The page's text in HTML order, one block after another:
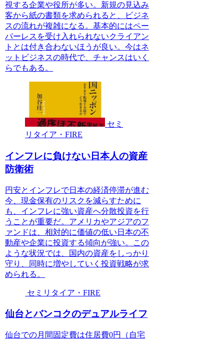
視する企業や役所が多い。新規の見込み
客から紙の書類を求められると、ビジネ
スの流れが複雑になる。基本的にはペー
パーレスを受け入れられないクライアン
トとは付き合わないほうが良い。今はネ
ットビジネスの時代で、チャンスはいく
らでもある。
セミ
リタイア・FIRE
インフレに負けない日本人の資産
防衛術
円安とインフレで日本の経済停滞が進む
今、現金保有のリスクを減らすために
も、インフレに強い資産へ分散投資を行
うことが重要だ。アメリカやアジアのフ
ァンドは、相対的に価値の低い日本の不
動産や企業に投資する傾向が強い。この
ような状況では、国内の資産をしっかり
守り、同時に増やしていく投資戦略が求
められる。
セミリタイア・FIRE
仙台とバンコクのデュアルライフ
仙台での月間固定費は住居費0円（自宅